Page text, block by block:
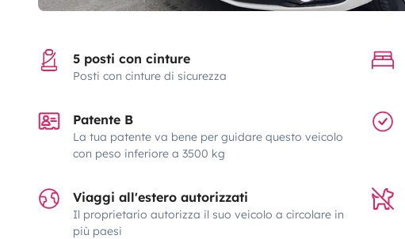
5 posti con cinture
Posti con cinture di sicurezza
Patente B
La tua patente va bene per guidare questo veicolo
con peso inferiore a 3500 kg
Viaggi all'estero autorizzati
Il proprietario autorizza il suo veicolo a circolare in
più paesi